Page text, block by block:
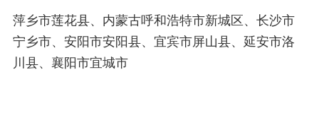
萍乡市莲花县、内蒙古呼和浩特市新城区、长沙市
宁乡市、安阳市安阳县、宜宾市屏山县、延安市洛
川县、襄阳市宜城市